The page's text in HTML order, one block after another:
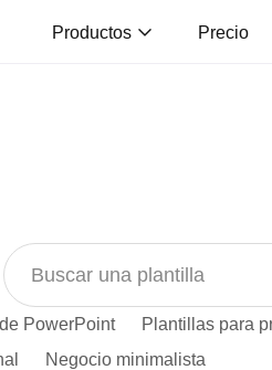
Productos Precio
PowerPoint Plantillas para
Negocio minimalista